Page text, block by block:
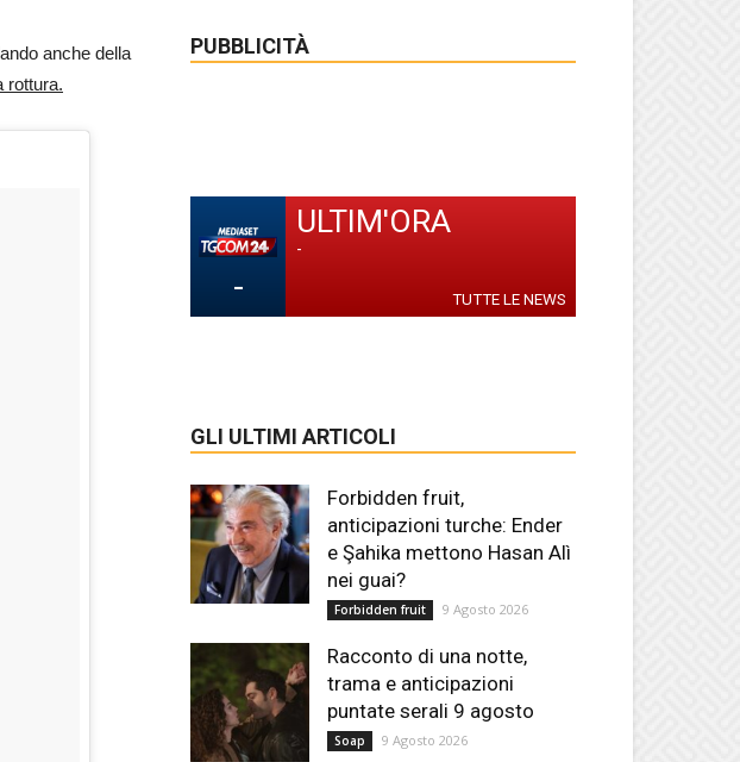
anche della
rottura.
PUBBLICITÀ
-
ULTIM'ORA
-
TUTTE LE NEWS
GLI ULTIMI ARTICOLI
Forbidden fruit,
anticipazioni turche: Ender
e Şahika mettono Hasan Alì
nei guai?
Forbidden fruit 9 Agosto 2026
Racconto di una notte,
trama e anticipazioni
puntate serali 9 agosto
Soap 9 Agosto 2026